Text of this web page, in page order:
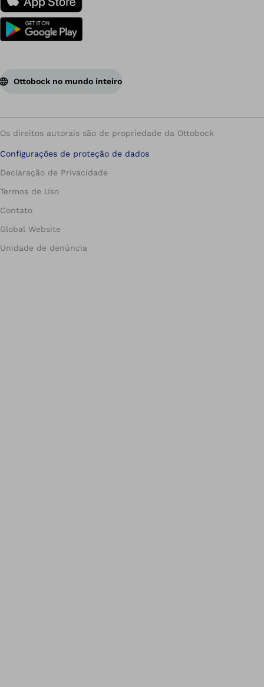
Ottobock no mundo inteiro
Os direitos autorais são de propriedade da Ottobock
Configurações de proteção de dados
Declaração de Privacidade
Termos de Uso
Contato
Global Website
Unidade de denúncia